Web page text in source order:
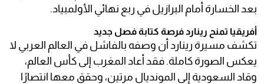
بعد الخسارة أمام البرازيل في ربع نهائي الأولمبياد.
أفريقيا تمنح رينارد فرصة كتابة فصل جديد
تكشف مسيرة رينارد أن وصفه بالفاشل في العالم العربي لا
يعكس الصورة كاملة. فقد أعاد المغرب إلى كأس العالم،
وقاد السعودية إلى المونديال مرتين، وحقق معها انتصارًا